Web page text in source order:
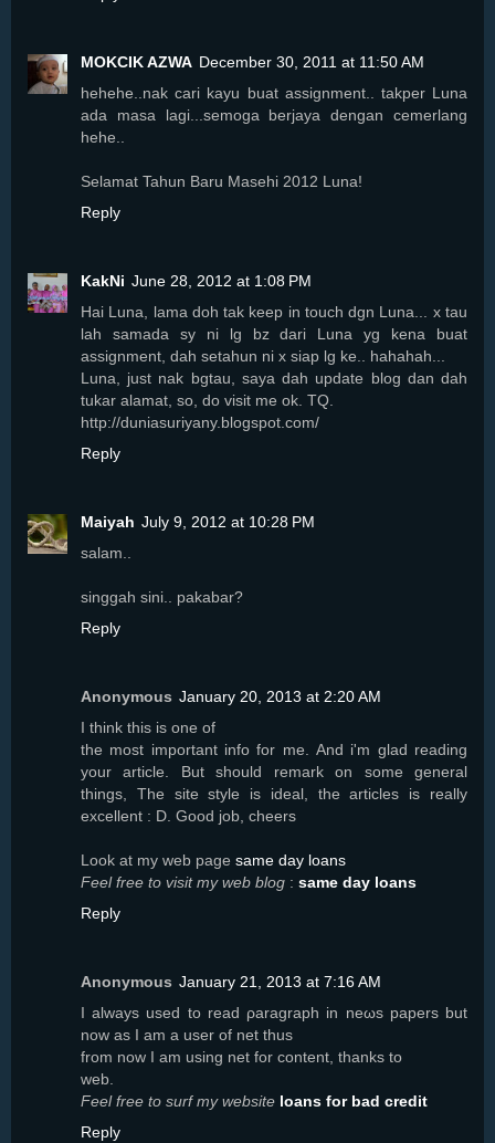
MOKCIK AZWA December 30, 2011 at 11:50 AM
hehehe..nak cari kayu buat assignment.. takper Luna
ada masa lagi...semoga berjaya dengan cemerlang
hehe..
Selamat Tahun Baru Masehi 2012 Luna!
Reply
KakNi June 28, 2012 at 1:08 PM
Hai Luna, lama doh tak keep in touch dgn Luna... x tau
lah samada sy ni lg bz dari Luna yg kena buat
assignment, dah setahun ni x siap lg ke.. hahahah...
Luna, just nak bgtau, saya dah update blog dan dah
tukar alamat, so, do visit me ok. TQ.
http://duniasuriyany.blogspot.com/
Reply
Maiyah July 9, 2012 at 10:28 PM
salam..
singgah sini.. pakabar?
Reply
Anonymous January 20, 2013 at 2:20 AM
I thіnk this iѕ οne of
the most impоrtant info for me. Αnd i'm glad reading
your article. But should remark on some general
things, The site style is ideal, the articles is really
excellent : D. Good job, cheers
Look at my web page same day loans
Feel free to visit my web blog : same day loans
Reply
Anonymous January 21, 2013 at 7:16 AM
I always used to read ρaragraph in neωs paрers but
now as I am a user of net thus
from now I am using net for content, thanks to
web.
Feel free to surf my website loans for bad credit
Reply